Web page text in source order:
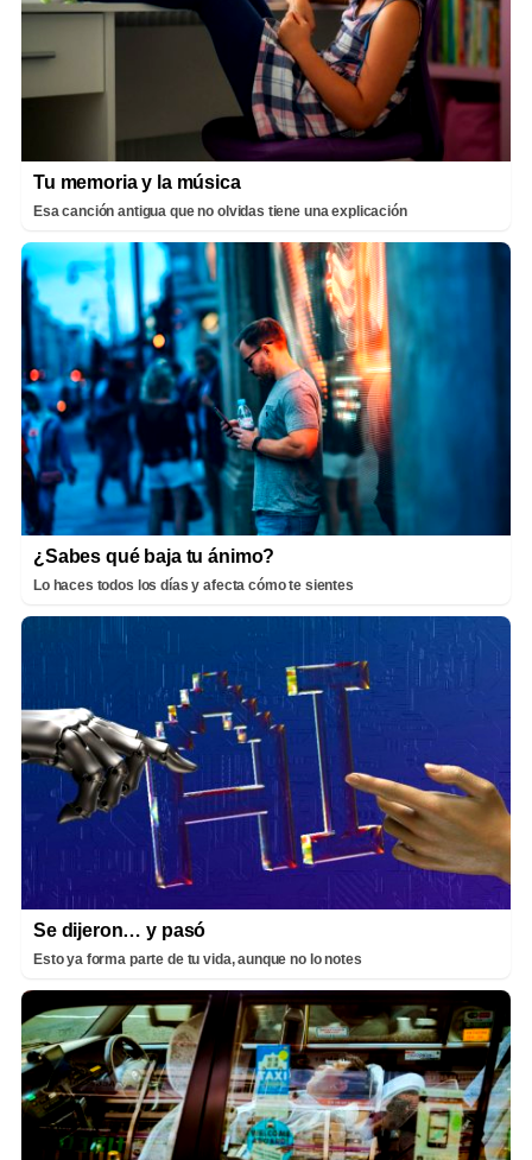
Tu memoria y la música
Esa canción antigua que no olvidas tiene una explicación
¿Sabes qué baja tu ánimo?
Lo haces todos los días y afecta cómo te sientes
Se dijeron… y pasó
Esto ya forma parte de tu vida, aunque no lo notes